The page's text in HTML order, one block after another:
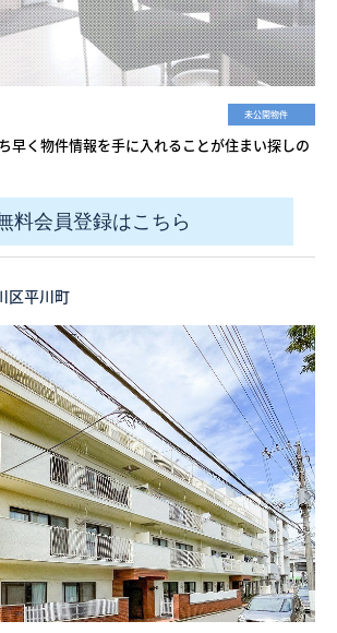
未公開物件
早く物件情報を手に入れることが住まい探しの
料会員登録はこちら
区平川町